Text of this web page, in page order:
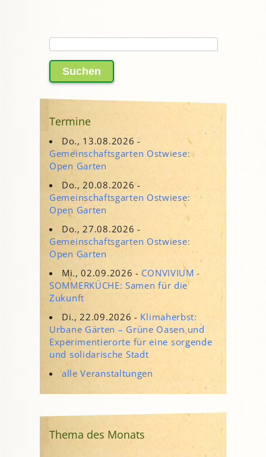
nach:
Termine
Do., 13.08.2026 -
Gemeinschaftsgarten Ostwiese:
Open Garten
Do., 20.08.2026 -
Gemeinschaftsgarten Ostwiese:
Open Garten
Do., 27.08.2026 -
Gemeinschaftsgarten Ostwiese:
Open Garten
Mi., 02.09.2026 - CONVIVIUM -
SOMMERKÜCHE: Samen für die
Zukunft
Di., 22.09.2026 - Klimaherbst:
Urbane Gärten – Grüne Oasen und
Experimentierorte für eine sorgende
und solidarische Stadt
alle Veranstaltungen
Thema des Monats